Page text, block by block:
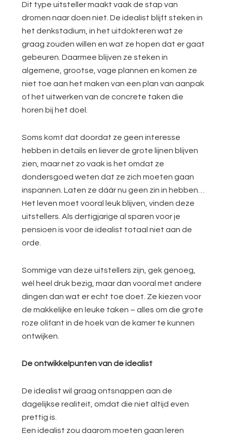
Dit type uitsteller maakt vaak de stap van
dromen naar doen niet. De idealist blijft steken in
het denkstadium, in het uitdokteren wat ze
graag zouden willen en wat ze hopen dat er gaat
gebeuren. Daarmee blijven ze steken in
algemene, grootse, vage plannen en komen ze
niet toe aan het maken van een plan van aanpak
of het uitwerken van de concrete taken die
horen bij het doel.
Soms komt dat doordat ze geen interesse
hebben in details en liever de grote lijnen blijven
zien, maar net zo vaak is het omdat ze
dondersgoed weten dat ze zich moeten gaan
inspannen. Laten ze dáár nu geen zin in hebben…
Het leven moet vooral leuk blijven, vinden deze
uitstellers. Als dertigjarige al sparen voor je
pensioen is voor de idealist totaal niet aan de
orde.
Sommige van deze uitstellers zijn, gek genoeg,
wél heel druk bezig, maar dan vooral met andere
dingen dan wat er echt toe doet. Ze kiezen voor
de makkelijke en leuke taken – alles om die grote
roze olifant in de hoek van de kamer te kunnen
ontwijken.
De ontwikkelpunten van de idealist
De idealist wil graag ontsnappen aan de
dagelijkse realiteit, omdat die niet altijd even
prettig is.
Een idealist zou daarom moeten gaan leren